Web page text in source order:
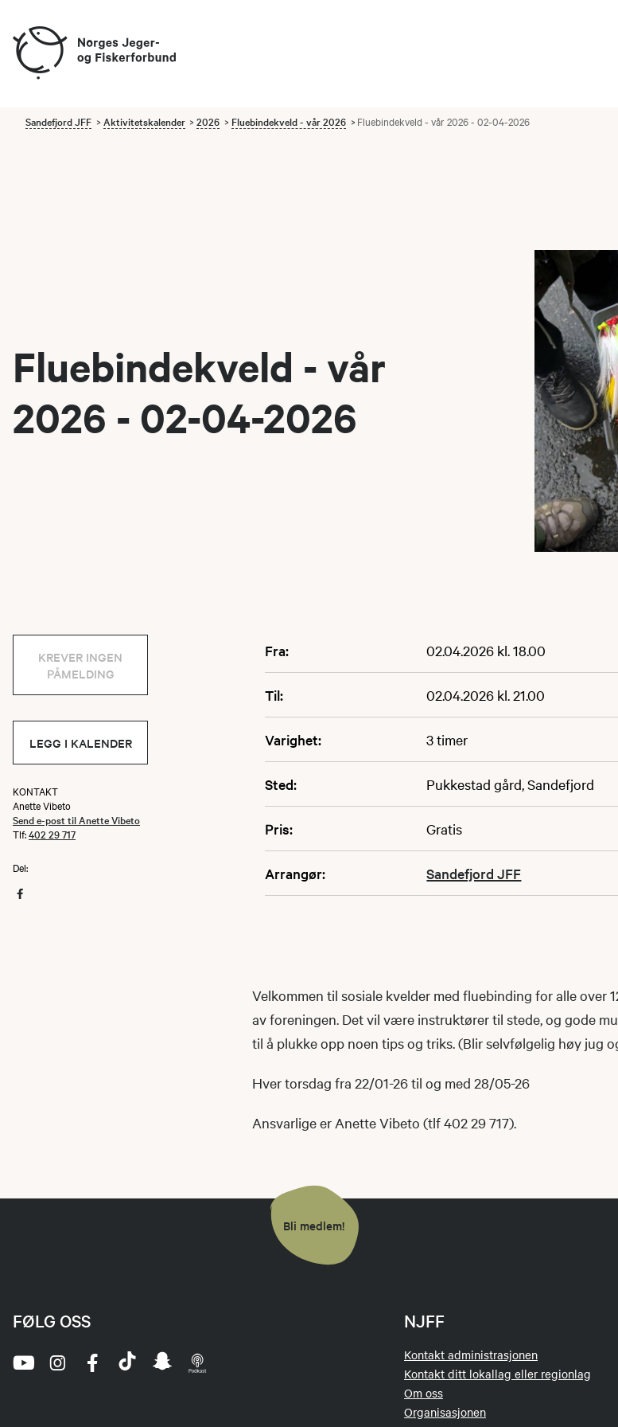
Sandefjord JFF Aktivitetskalender 2026 Fluebindekveld - vår 2026 Fluebindekveld - vår 2026 - 02-04-2026
Fluebindekveld - vår
2026 - 02-04-2026
Fra: 02.04.2026 kl. 18.00
Til: 02.04.2026 kl. 21.00
Varighet: 3 timer
Sted: Pukkestad gård, Sandefjord
Pris: Gratis
Arrangør: Sandefjord JFF
KREVER INGEN
PÅMELDING
LEGG I KALENDER
KONTAKT
Anette Vibeto
Send e-post til Anette Vibeto
Tlf:402 29 717
Del:
Velkommen til sosiale kvelder med fluebinding for alle over
av foreningen. Det vil være instruktører til stede, og gode
til å plukke opp noen tips og triks. (Blir selvfølgelig høy jug
Hver torsdag fra 22/01-26 til og med 28/05-26
Ansvarlige er Anette Vibeto (tlf 402 29 717).
Bli medlem!
NJFF
Kontakt administrasjonen
Kontakt ditt lokallag eller regionlag
Om oss
Organisasjonen
FØLG OSS